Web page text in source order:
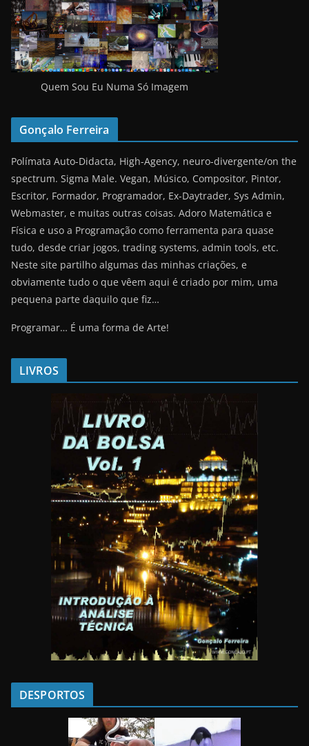
Quem Sou Eu Numa Só Imagem
Gonçalo Ferreira
Polímata Auto-Didacta, High-Agency, neuro-divergente/on the
spectrum. Sigma Male. Vegan, Músico, Compositor, Pintor,
Escritor, Formador, Programador, Ex-Daytrader, Sys Admin,
Webmaster, e muitas outras coisas. Adoro Matemática e
Física e uso a Programação como ferramenta para quase
tudo, desde criar jogos, trading systems, admin tools, etc.
Neste site partilho algumas das minhas criações, e
obviamente tudo o que vêem aqui é criado por mim, uma
pequena parte daquilo que fiz…
Programar… É uma forma de Arte!
LIVROS
DESPORTOS